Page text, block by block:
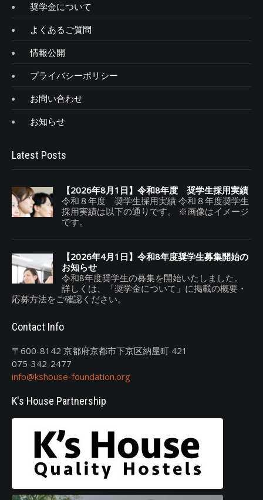
奨学金について
よくあるご質問
情報公開
プライバシーポリシー
お問い合わせ
お知らせ
Latest Posts
【2026年8月1日】令和8年度 奨学生採用実績
令和８年度 奨学生採用実績 令和８年度奨学生
採用実績は以下の通りです。 ※画像はイメージ
です。
【2026年4月1日】令和8年度奨学生募集開始の
お知らせ
令和8年度奨学生の募集を開始いたしました。
詳しくは、「奨学金について」に掲載の概要・
応募方法をご確認ください。
Contact Info
〒600-8142 京都府京都市下京区納屋町 421
075-342-2477
info@kshouse-foundation.org
K's House Partnership